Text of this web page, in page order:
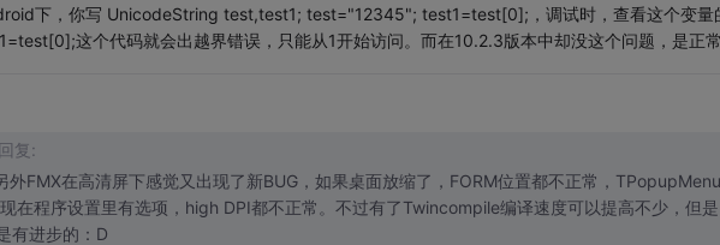
下，你写 UnicodeString test,test1; test="12345"; test1=test[0];，调试时，查看这个变量
这个代码就会出越界错误，只能从1开始访问。而在10.2.3版本中却没这个问题，是正
复:
FMX在高清屏下感觉又出现了新BUG，如果桌面放缩了，FORM位置都不正常，
在程序设置里有选项，high DPI都不正常。不过有了Twincompile编译速度可以提高不少，但是
有进步的：D